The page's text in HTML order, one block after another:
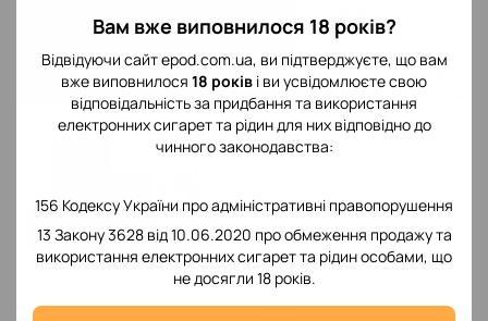
Вам вже виповнилося 18 років?
Відвідуючи сайт epod.com.ua, ви підтверджуєте, що вам
вже виповнилося 18 років і ви усвідомлюєте свою
відповідальність за придбання та використання
електронних сигарет та рідин для них відповідно до
чинного законодавства:
156 Кодексу України про адміністративні правопорушення
13 Закону 3628 від 10.06.2020 про обмеження продажу та
використання електронних сигарет та рідин особами, що
не досягли 18 років.
299 грн